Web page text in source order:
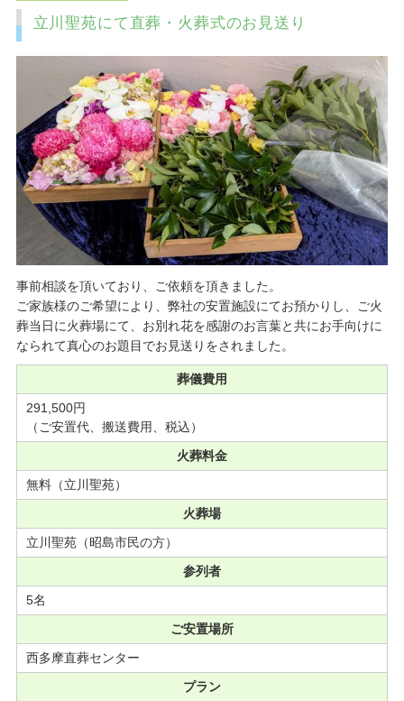
立川聖苑にて直葬・火葬式のお見送り
事前相談を頂いており、ご依頼を頂きました。
ご家族様のご希望により、弊社の安置施設にてお預かりし、ご火
葬当日に火葬場にて、お別れ花を感謝のお言葉と共にお手向けに
なられて真心のお題目でお見送りをされました。
葬儀費用
291,500円
（ご安置代、搬送費用、税込）
火葬料金
無料（立川聖苑）
火葬場
立川聖苑（昭島市民の方）
参列者
5名
ご安置場所
西多摩直葬センター
プラン